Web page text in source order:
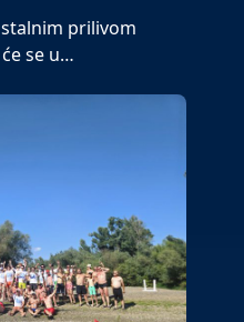
prilivom
se u…